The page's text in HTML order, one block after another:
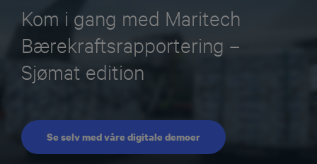
Kom i gang med Maritech
Bærekraftsrapportering –
Sjømat edition
Se selv med våre digitale demoer